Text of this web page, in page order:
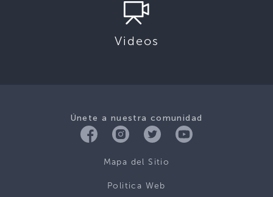
Videos
Únete a nuestra comunidad
Mapa del Sitio
Politica Web